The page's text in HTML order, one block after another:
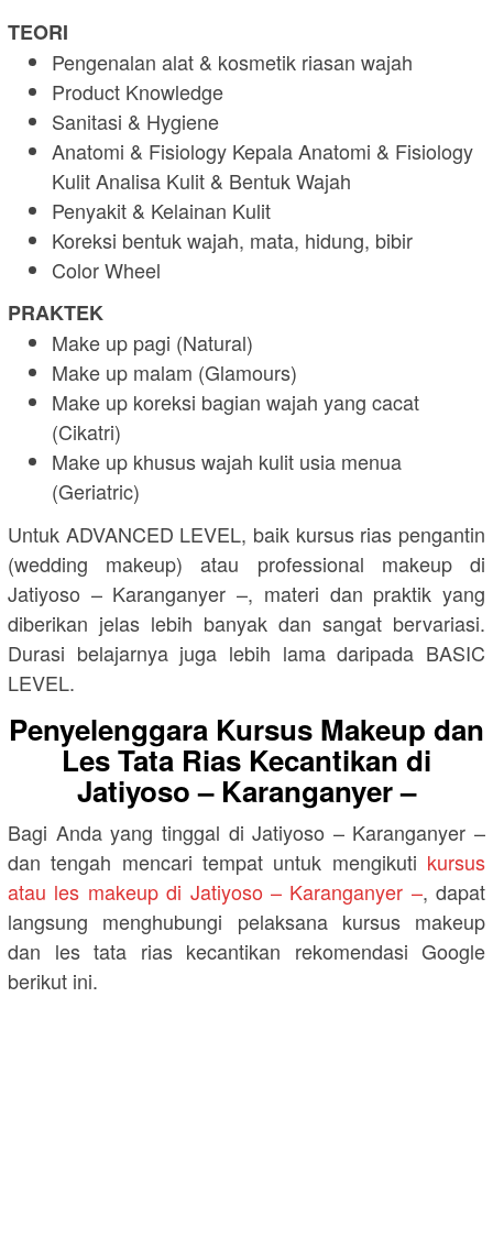
TEORI
Pengenalan alat & kosmetik riasan wajah
Product Knowledge
Sanitasi & Hygiene
Anatomi & Fisiology Kepala Anatomi & Fisiology
Kulit Analisa Kulit & Bentuk Wajah
Penyakit & Kelainan Kulit
Koreksi bentuk wajah, mata, hidung, bibir
Color Wheel
PRAKTEK
Make up pagi (Natural)
Make up malam (Glamours)
Make up koreksi bagian wajah yang cacat
(Cikatri)
Make up khusus wajah kulit usia menua
(Geriatric)
Untuk ADVANCED LEVEL, baik kursus rias pengantin
(wedding makeup) atau professional makeup di
Jatiyoso – Karanganyer –, materi dan praktik yang
diberikan jelas lebih banyak dan sangat bervariasi.
Durasi belajarnya juga lebih lama daripada BASIC
LEVEL.
Penyelenggara Kursus Makeup dan
Les Tata Rias Kecantikan di
Jatiyoso – Karanganyer –
Bagi Anda yang tinggal di Jatiyoso – Karanganyer –
dan tengah mencari tempat untuk mengikuti kursus
atau les makeup di Jatiyoso – Karanganyer –, dapat
langsung menghubungi pelaksana kursus makeup
dan les tata rias kecantikan rekomendasi Google
berikut ini.